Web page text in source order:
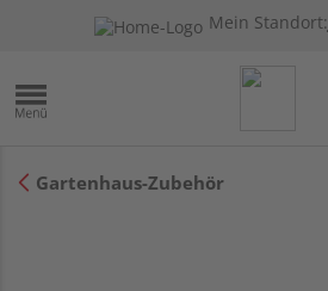
Mein Standort:
Gartenhaus-Zubehör